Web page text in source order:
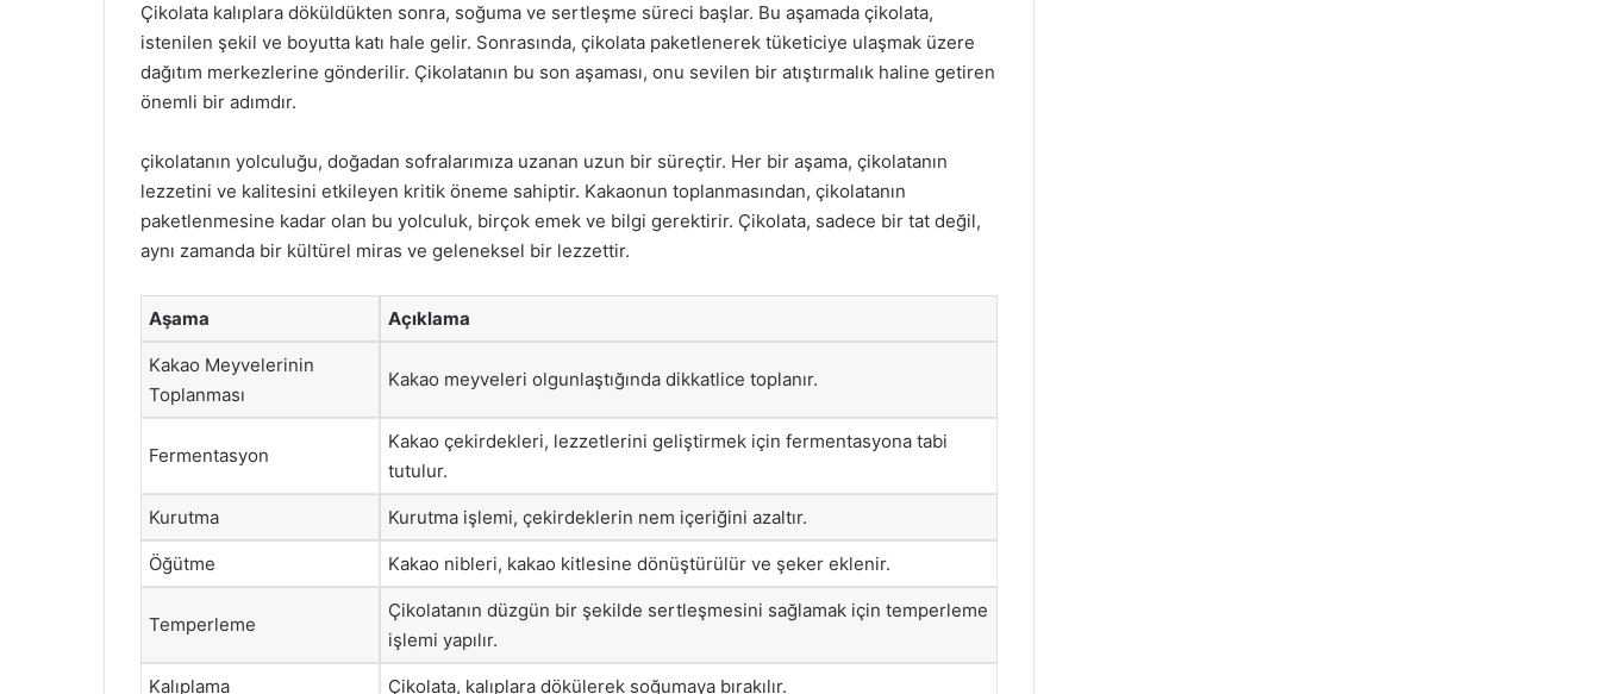
Çikolata kalıplara döküldükten sonra, soğuma ve sertleşme süreci başlar. Bu aşamada çikolata,
istenilen şekil ve boyutta katı hale gelir. Sonrasında, çikolata paketlenerek tüketiciye ulaşmak üzere
dağıtım merkezlerine gönderilir. Çikolatanın bu son aşaması, onu sevilen bir atıştırmalık haline getiren
önemli bir adımdır.
çikolatanın yolculuğu, doğadan sofralarımıza uzanan uzun bir süreçtir. Her bir aşama, çikolatanın
lezzetini ve kalitesini etkileyen kritik öneme sahiptir. Kakaonun toplanmasından, çikolatanın
paketlenmesine kadar olan bu yolculuk, birçok emek ve bilgi gerektirir. Çikolata, sadece bir tat değil,
aynı zamanda bir kültürel miras ve geleneksel bir lezzettir.
Aşama Açıklama
Kakao Meyvelerinin
Toplanması
Kakao meyveleri olgunlaştığında dikkatlice toplanır.
Fermentasyon
Kakao çekirdekleri, lezzetlerini geliştirmek için fermentasyona tabi
tutulur.
Kurutma Kurutma işlemi, çekirdeklerin nem içeriğini azaltır.
Öğütme Kakao nibleri, kakao kitlesine dönüştürülür ve şeker eklenir.
Temperleme
Çikolatanın düzgün bir şekilde sertleşmesini sağlamak için temperleme
işlemi yapılır.
Kalıplama Çikolata, kalıplara dökülerek soğumaya bırakılır.